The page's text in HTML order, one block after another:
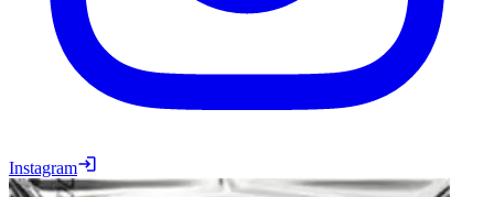
Instagram